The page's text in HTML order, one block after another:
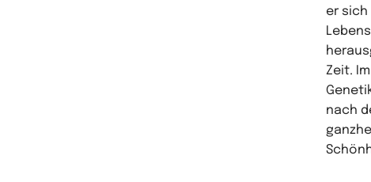
er sich
Zeit.
nach